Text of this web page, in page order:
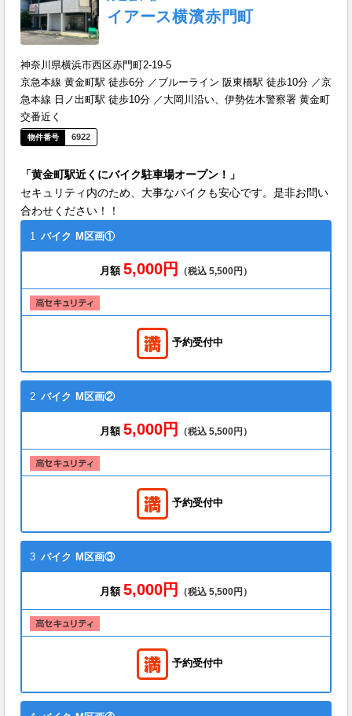
イアース横濱赤門町
神奈川県横浜市西区赤門町2-19-5
京急本線 黄金町駅 徒歩6分 ／ブルーライン 阪東橋駅 徒歩10分 ／京
急本線 日ノ出町駅 徒歩10分 ／大岡川沿い、伊勢佐木警察署 黄金町
交番近く
6922
「黄金町駅近くにバイク駐車場オープン！」
セキュリティ内のため、大事なバイクも安心です。是非お問い
合わせください！！
1 バイク M区画①
月額 5,000円 （税込 5,500円）
予約受付中
2 バイク M区画②
月額 5,000円 （税込 5,500円）
予約受付中
3 バイク M区画③
月額 5,000円 （税込 5,500円）
予約受付中